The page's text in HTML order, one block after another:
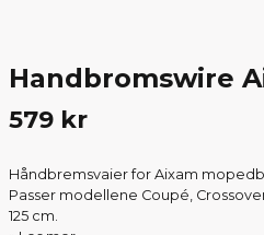
Handbromswire
579 kr
Håndbremsvaier for Aixam
Passer modellene Coupé,
125 cm.